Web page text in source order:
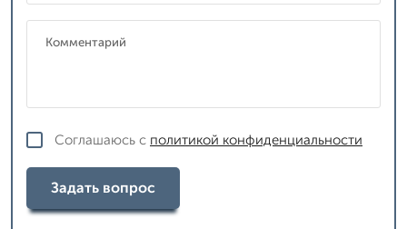
Соглашаюсь с политикой конфиденциальности
Задать вопрос